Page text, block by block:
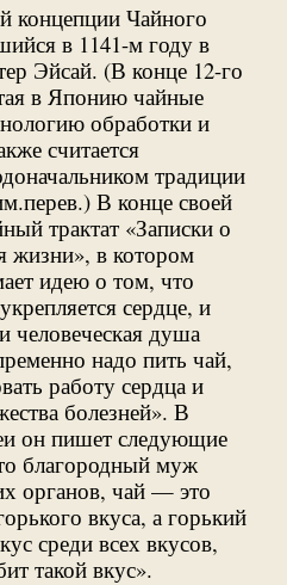
концепции Чайного
в 1141-м году в
Эйсай. (В конце 12-го
в Японию чайные
обработки и
считается
традиции
В конце своей
трактат «Записки о
жизни», в котором
идею о том, что
сердце, и
человеческая душа
надо пить чай,
работу сердца и
болезней». В
он пишет следующие
благородный муж
органов, чай — это
вкуса, а горький
среди всех вкусов,
такой вкус».